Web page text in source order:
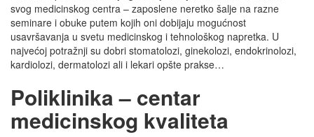
svog medicinskog centra – zaposlene neretko šalje na razne
seminare i obuke putem kojih oni dobijaju mogućnost
usavršavanja u svetu medicinskog i tehnološkog napretka. U
najvećoj potražnji su dobri stomatolozi, ginekolozi, endokrinolozi,
kardiolozi, dermatolozi ali i lekari opšte prakse…
Poliklinika – centar
medicinskog kvaliteta